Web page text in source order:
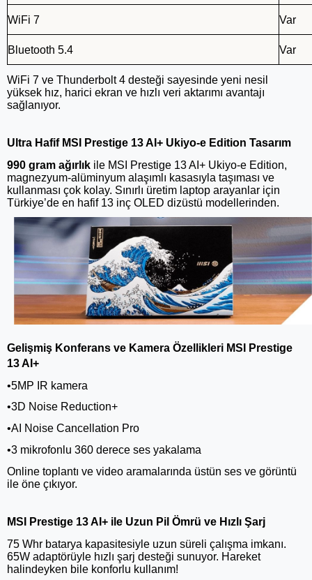
WiFi 7 Var
Bluetooth 5.4 Var
WiFi 7 ve Thunderbolt 4 desteği sayesinde yeni nesil
yüksek hız, harici ekran ve hızlı veri aktarımı avantajı
sağlanıyor.
Ultra Hafif MSI Prestige 13 AI+ Ukiyo-e Edition Tasarım
990 gram ağırlık ile MSI Prestige 13 AI+ Ukiyo-e Edition,
magnezyum-alüminyum alaşımlı kasasıyla taşıması ve
kullanması çok kolay. Sınırlı üretim laptop arayanlar için
Türkiye’de en hafif 13 inç OLED dizüstü modellerinden.
Gelişmiş Konferans ve Kamera Özellikleri MSI Prestige
13 AI+
•5MP IR kamera
•3D Noise Reduction+
•AI Noise Cancellation Pro
•3 mikrofonlu 360 derece ses yakalama
Online toplantı ve video aramalarında üstün ses ve görüntü
ile öne çıkıyor.
MSI Prestige 13 AI+ ile Uzun Pil Ömrü ve Hızlı Şarj
75 Whr batarya kapasitesiyle uzun süreli çalışma imkanı.
65W adaptörüyle hızlı şarj desteği sunuyor. Hareket
halindeyken bile konforlu kullanım!